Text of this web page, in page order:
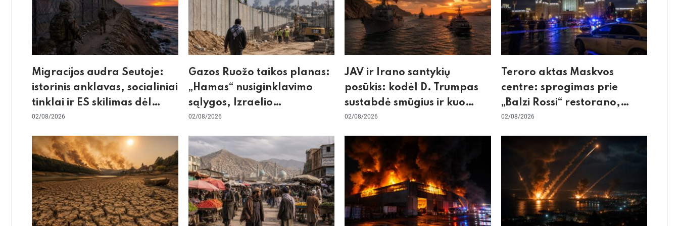
Migracijos audra Seutoje:
istorinis anklavas, socialiniai
tinklai ir ES skilimas dėl
Šengeno zonos
02/08/2026
Gazos Ruožo taikos planas:
„Hamas“ nusiginklavimo
sąlygos, Izraelio
skepticizmas ir ES nerimas
02/08/2026
JAV ir Irano santykių
posūkis: kodėl D. Trumpas
sustabdė smūgius ir kuo
rizikuoja pasaulio
02/08/2026
Teroro aktas Maskvos
centre: sprogimas prie
„Balzi Rossi“ restorano,
mirtininkės apgulė ir tikrieji
02/08/2026